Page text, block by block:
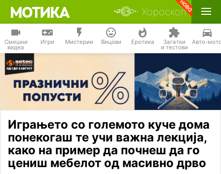
Хороскоп
Смешни
видеа
Игри Мистерии Вицови Еротика Загатки
и тестови
Авто-
Играњето со големото куче дома
понекогаш те учи важна лекција,
како на пример да почнеш да го
цениш мебелот од масивно дрво